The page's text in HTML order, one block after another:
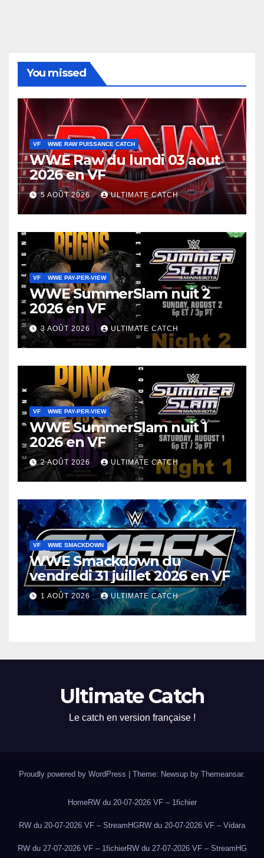
You missed
VF WWE RAW PUISSANCE CATCH
WWE Raw du lundi 03 aout
2026 en VF
5 AOÛT 2026 ULTIMATE CATCH
VF WWE PAY-PER-VIEW
WWE SummerSlam nuit 2
2026 en VF
3 AOÛT 2026 ULTIMATE CATCH
VF WWE PAY-PER-VIEW
WWE SummerSlam nuit 1
2026 en VF
2 AOÛT 2026 ULTIMATE CATCH
VF WWE SMACKDOWN
WWE Smackdown du
vendredi 31 juillet 2026 en VF
1 AOÛT 2026 ULTIMATE CATCH
Ultimate Catch
Le catch en version française !
Proudly powered by WordPress Theme: Newsup by Themeansar.
HomeRW du 20-07-2026 VF – 1fichier
RW du 20-07-2026 VF – StreamHGRW du 20-07-2026 VF – Vidara
RW du 27-07-2026 VF – 1fichierRW du 27-07-2026 VF – StreamHG